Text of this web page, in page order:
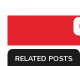
RELATED POSTS